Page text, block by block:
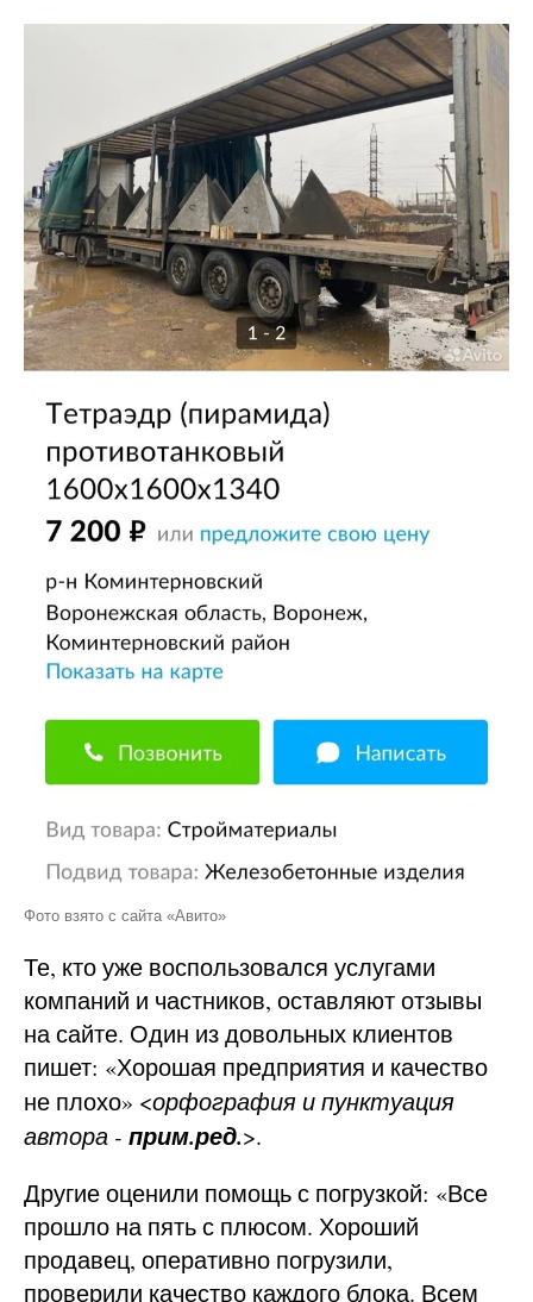
Фото взято с сайта «Авито»
Те, кто уже воспользовался услугами
компаний и частников, оставляют отзывы
на сайте. Один из довольных клиентов
пишет: «Хорошая предприятия и качество
не плохо» <орфография и пунктуация
автора - прим.ред.>.
Другие оценили помощь с погрузкой: «Все
прошло на пять с плюсом. Хороший
продавец, оперативно погрузили,
проверили качество каждого блока. Всем